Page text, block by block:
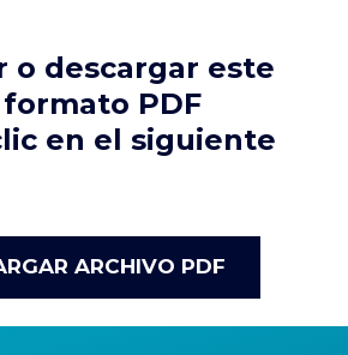
o descargar este
PDF
en el siguiente
ARCHIVO PDF